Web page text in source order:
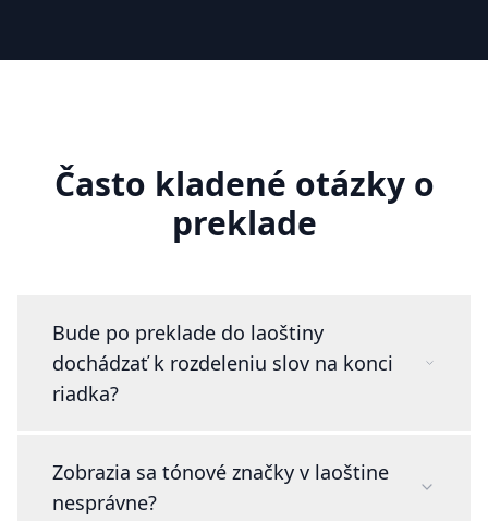
Často kladené otázky o
preklade
Bude po preklade do laoštiny
dochádzať k rozdeleniu slov na konci
riadka?
Zobrazia sa tónové značky v laoštine
nesprávne?